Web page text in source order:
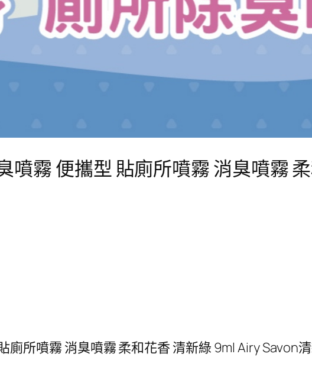
噴霧 便攜型 貼廁所噴霧 消臭噴霧
廁所噴霧 消臭噴霧 柔和花香 清新綠 9ml Airy Savon